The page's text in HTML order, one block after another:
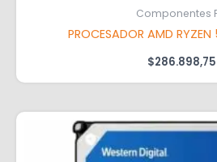
Componentes
PROCESADOR AMD
$286.898,75